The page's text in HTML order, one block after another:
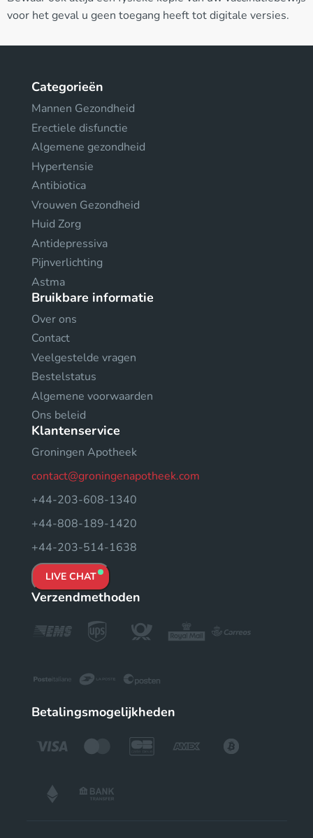
voor het geval u geen toegang heeft tot digitale versies.
Categorieën
Mannen Gezondheid
Erectiele disfunctie
Algemene gezondheid
Hypertensie
Antibiotica
Vrouwen Gezondheid
Huid Zorg
Antidepressiva
Pijnverlichting
Astma
Bruikbare informatie
Over ons
Contact
Veelgestelde vragen
Bestelstatus
Algemene voorwaarden
Ons beleid
Klantenservice
Groningen Apotheek
contact@groningenapotheek.com
+44-203-608-1340
+44-808-189-1420
+44-203-514-1638
LIVE CHAT
Verzendmethoden
Betalingsmogelijkheden